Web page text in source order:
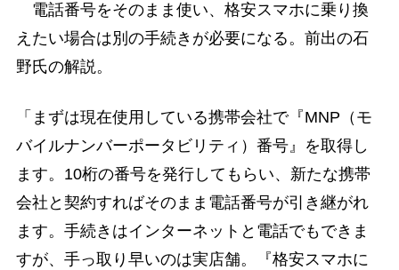
電話番号をそのまま使い、格安スマホに乗り換
えたい場合は別の手続きが必要になる。前出の石
野氏の解説。
「まずは現在使用している携帯会社で『MNP（モ
バイルナンバーポータビリティ）番号』を取得し
ます。10桁の番号を発行してもらい、新たな携帯
会社と契約すればそのまま電話番号が引き継がれ
ます。手続きはインターネットと電話でもできま
すが、手っ取り早いのは実店舗。『格安スマホに